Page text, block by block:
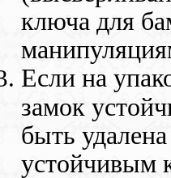
ключа для
Если на
замок
быть
устойчивым